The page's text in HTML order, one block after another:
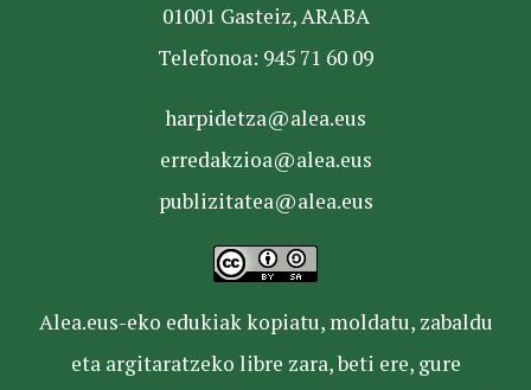
01001 Gasteiz, ARABA
Telefonoa: 945 71 60 09
harpidetza@alea.eus
erredakzioa@alea.eus
publizitatea@alea.eus
Alea.eus-eko edukiak kopiatu, moldatu, zabaldu
eta argitaratzeko libre zara, beti ere, gure